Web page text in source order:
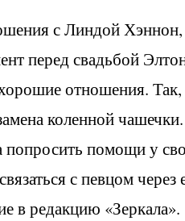
с Линдой Хэннон,
перед свадьбой
отношения. Так,
коленной
помощи у
с певцом
в редакцию «Зеркала».